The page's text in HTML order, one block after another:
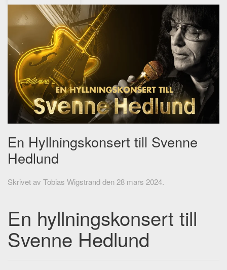
En Hyllningskonsert till Svenne
Hedlund
Skrivet av Tobias Wigstrandden 28 mars 2024.
En hyllningskonsert till
Svenne Hedlund